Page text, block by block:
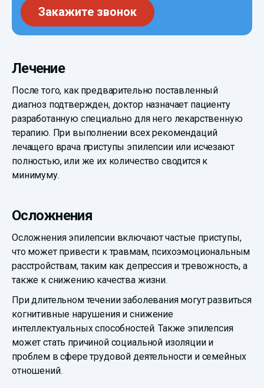
Закажите звонок
Лечение
После того, как предварительно поставленный
диагноз подтвержден, доктор назначает пациенту
разработанную специально для него лекарственную
терапию. При выполнении всех рекомендаций
лечащего врача приступы эпилепсии или исчезают
полностью, или же их количество сводится к
минимуму.
Осложнения
Осложнения эпилепсии включают частые приступы,
что может привести к травмам, психоэмоциональным
расстройствам, таким как депрессия и тревожность, а
также к снижению качества жизни.
При длительном течении заболевания могут развиться
когнитивные нарушения и снижение
интеллектуальных способностей. Также эпилепсия
может стать причиной социальной изоляции и
проблем в сфере трудовой деятельности и семейных
отношений.